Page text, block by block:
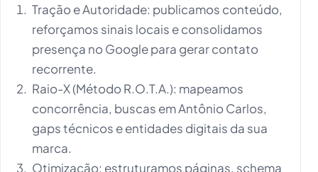
Tração e Autoridade: publicamos conteúdo,
reforçamos sinais locais e consolidamos
presença no Google para gerar contato
recorrente.
Raio-X (Método R.O.T.A.): mapeamos
concorrência, buscas em Antônio Carlos,
gaps técnicos e entidades digitais da sua
marca.
Otimização: estruturamos páginas, schema